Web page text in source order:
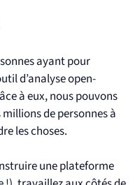
ayant pour
d’analyse open-
à eux, nous pouvons
de personnes à
les choses.
une plateforme